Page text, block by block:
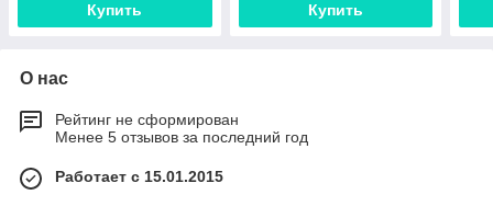
Купить Купить
О нас
Рейтинг не сформирован
Менее 5 отзывов за последний год
Работает с 15.01.2015